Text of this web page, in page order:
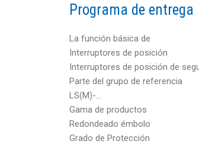
Programa de entrega
La función básica de
Interruptores de posición
Interruptores de posición de
Parte del grupo de referencia
LS(M)-…
Gama de productos
Redondeado émbolo
Grado de Protección